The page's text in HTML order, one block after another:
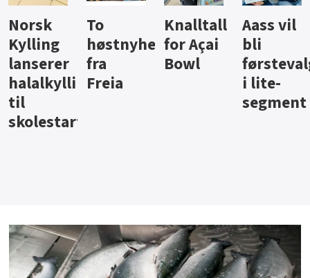
Knalltall
for Açai
Bowl
Aass vil
bli
førstevalg
i lite-
Brus og
jus fra
Berentsen
Hard
iste fra
Hansa